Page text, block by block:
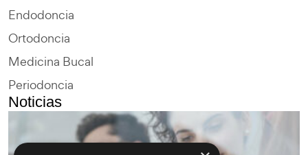
Endodoncia
Ortodoncia
Medicina Bucal
Periodoncia
Noticias